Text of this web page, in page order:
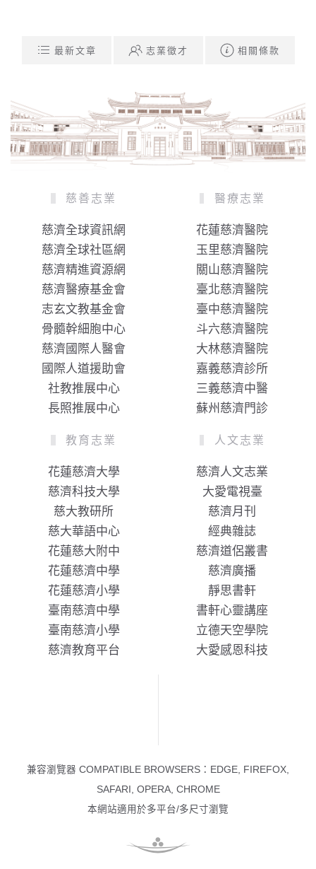
最新文章 志業徵才 相關條款
慈善志業
慈濟全球資訊網
慈濟全球社區網
慈濟精進資源網
慈濟醫療基金會
志玄文教基金會
骨髓幹細胞中心
慈濟國際人醫會
國際人道援助會
社教推展中心
長照推展中心
醫療志業
花蓮慈濟醫院
玉里慈濟醫院
關山慈濟醫院
臺北慈濟醫院
臺中慈濟醫院
斗六慈濟醫院
大林慈濟醫院
嘉義慈濟診所
三義慈濟中醫
蘇州慈濟門診
教育志業
花蓮慈濟大學
慈濟科技大學
慈大教研所
慈大華語中心
花蓮慈大附中
花蓮慈濟中學
花蓮慈濟小學
臺南慈濟中學
臺南慈濟小學
慈濟教育平台
人文志業
慈濟人文志業
大愛電視臺
慈濟月刊
經典雜誌
慈濟道侶叢書
慈濟廣播
靜思書軒
書軒心靈講座
立德天空學院
大愛感恩科技
兼容瀏覽器 COMPATIBLE BROWSERS：EDGE, FIREFOX,
SAFARI, OPERA, CHROME
本網站適用於多平台/多尺寸瀏覽